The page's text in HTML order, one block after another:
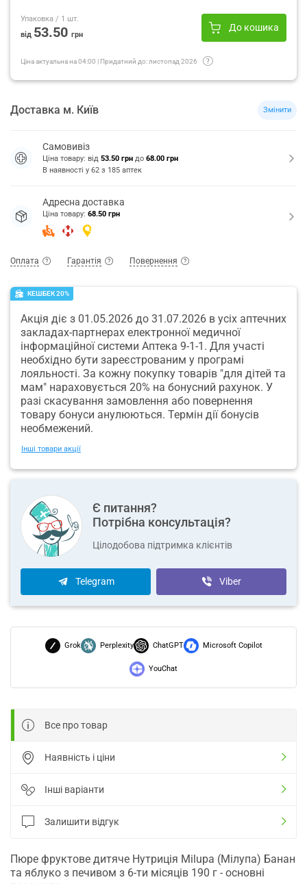
Упаковка / 1 шт.
від 53.50 грн
До кошика
Ціна актуальна на04:00 | Придатний до: листопад 2026
Доставка м. Київ Змінити
Самовивіз
Ціна товару: від 53.50 грн до 68.00 грн
В наявності у 62 з 185 аптек
Адресна доставка
Ціна товару: 68.50 грн
Оплата Гарантія Повернення
КЕШБЕК 20%
Акція діє з 01.05.2026 до 31.07.2026 в усіх аптечних
закладах-партнерах електронної медичної
інформаційної системи Аптека 9-1-1. Для участі
необхідно бути зареєстрованим у програмі
лояльності. За кожну покупку товарів "для дітей та
мам" нараховується 20% на бонусний рахунок. У
разі скасування замовлення або повернення
товару бонуси анулюються. Термін дії бонусів
необмежений.
Інші товари акції
Є питання?
Потрібна консультація?
Цілодобова підтримка клієнтів
Telegram Viber
Grok Perplexity ChatGPT Microsoft Copilot
YouChat
Все про товар
Наявність і ціни
Інші варіанти
Залишити відгук
Пюре фруктове дитяче Нутриція Milupa (Мілупа) Банан
та яблуко з печивом з 6-ти місяців 190 г - основні